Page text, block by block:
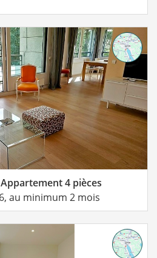
Appartement 4 pièces
au minimum 2 mois